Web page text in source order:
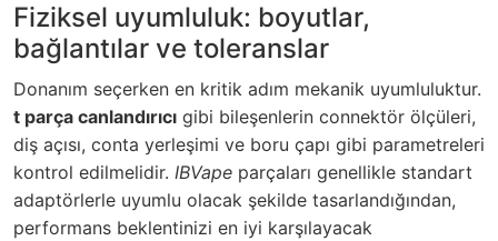
Fiziksel uyumluluk: boyutlar,
bağlantılar ve toleranslar
Donanım seçerken en kritik adım mekanik uyumluluktur.
t parça canlandırıcı gibi bileşenlerin connektör ölçüleri,
diş açısı, conta yerleşimi ve boru çapı gibi parametreleri
kontrol edilmelidir. IBVape parçaları genellikle standart
adaptörlerle uyumlu olacak şekilde tasarlandığından,
performans beklentinizi en iyi karşılayacak